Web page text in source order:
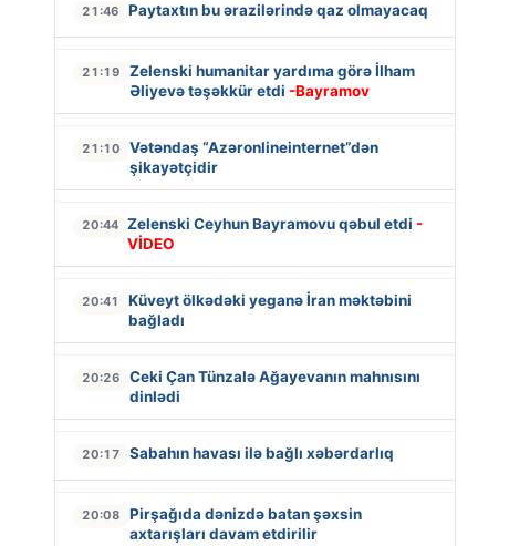
21:46 Paytaxtın bu ərazilərində qaz olmayacaq
21:19
Zelenski humanitar yardıma görə İlham
Əliyevə təşəkkür etdi -Bayramov
21:10
Vətəndaş “Azəronlineinternet”dən
şikayətçidir
20:44 Zelenski Ceyhun Bayramovu qəbul etdi -
VİDEO
20:41
Küveyt ölkədəki yeganə İran məktəbini
bağladı
20:26
Ceki Çan Tünzalə Ağayevanın mahnısını
dinlədi
20:17 Sabahın havası ilə bağlı xəbərdarlıq
20:08
Pirşağıda dənizdə batan şəxsin
axtarışları davam etdirilir